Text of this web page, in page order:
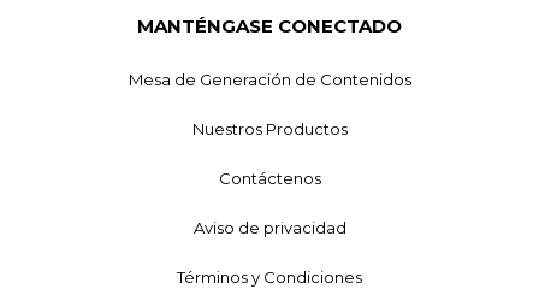
MANTÉNGASE CONECTADO
Mesa de Generación de Contenidos
Nuestros Productos
Contáctenos
Aviso de privacidad
Términos y Condiciones